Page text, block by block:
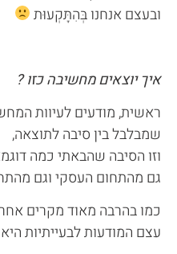
ובעצם אנחנו בְּהִתָּקְעוּת
איך יוצאים מחשיבה כזו ?
ראשית, מודעים לעיוות
שמבלבל בין סיבה לתוצאה,
וזו הסיבה שהבאתי כמה
גם מהתחום העסקי וגם
כמו בהרבה מאוד מקרים
עצם המודעות לבעייתיות